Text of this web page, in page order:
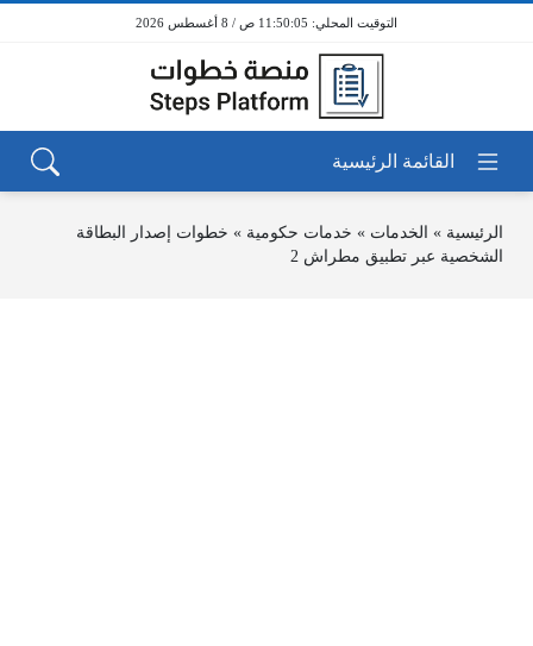
11:50:05 ص / 8 أغسطس 2026
الرئيسية » الخدمات » خدمات حكومية » خطوات إصدار البطاقة
الشخصية عبر تطبيق مطراش 2